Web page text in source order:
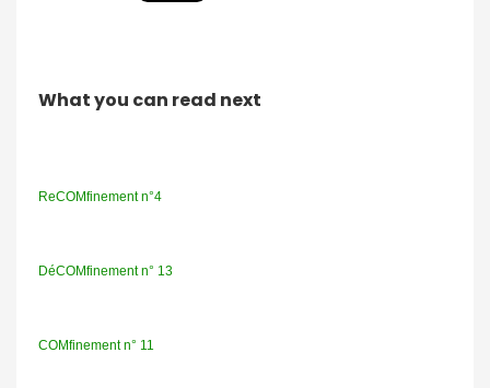
What you can read next
ReCOMfinement n°4
DéCOMfinement n° 13
COMfinement n° 11